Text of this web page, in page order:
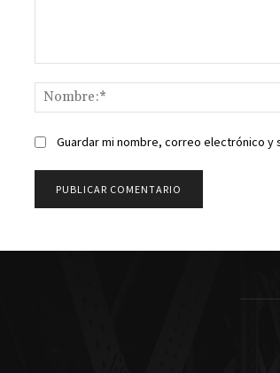
Guardar mi nombre, correo electrónico